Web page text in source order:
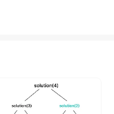
서는
뷰를
아도
퍼티
@Bind
는 것